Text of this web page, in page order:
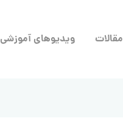
مقالات ویدیوهای آموزشی